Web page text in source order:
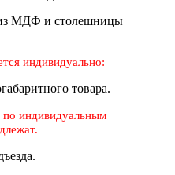
МДФ и столешницы
индивидуально:
товара.
индивидуальным